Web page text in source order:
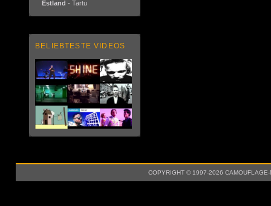
Estland - Tartu
BELIEBTESTE VIDEOS
COPYRIGHT © 1997-2026 CAMOUFLAGE-